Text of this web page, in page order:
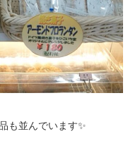
も並んでいます✨